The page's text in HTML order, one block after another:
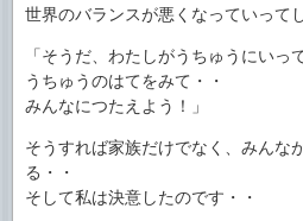
世界のバランスが悪くなっていって
「そうだ、わたしがうちゅうにいっ
うちゅうのはてをみて・・
みんなにつたえよう！」
そうすれば家族だけでなく、みんな
る・・
そして私は決意したのです・・